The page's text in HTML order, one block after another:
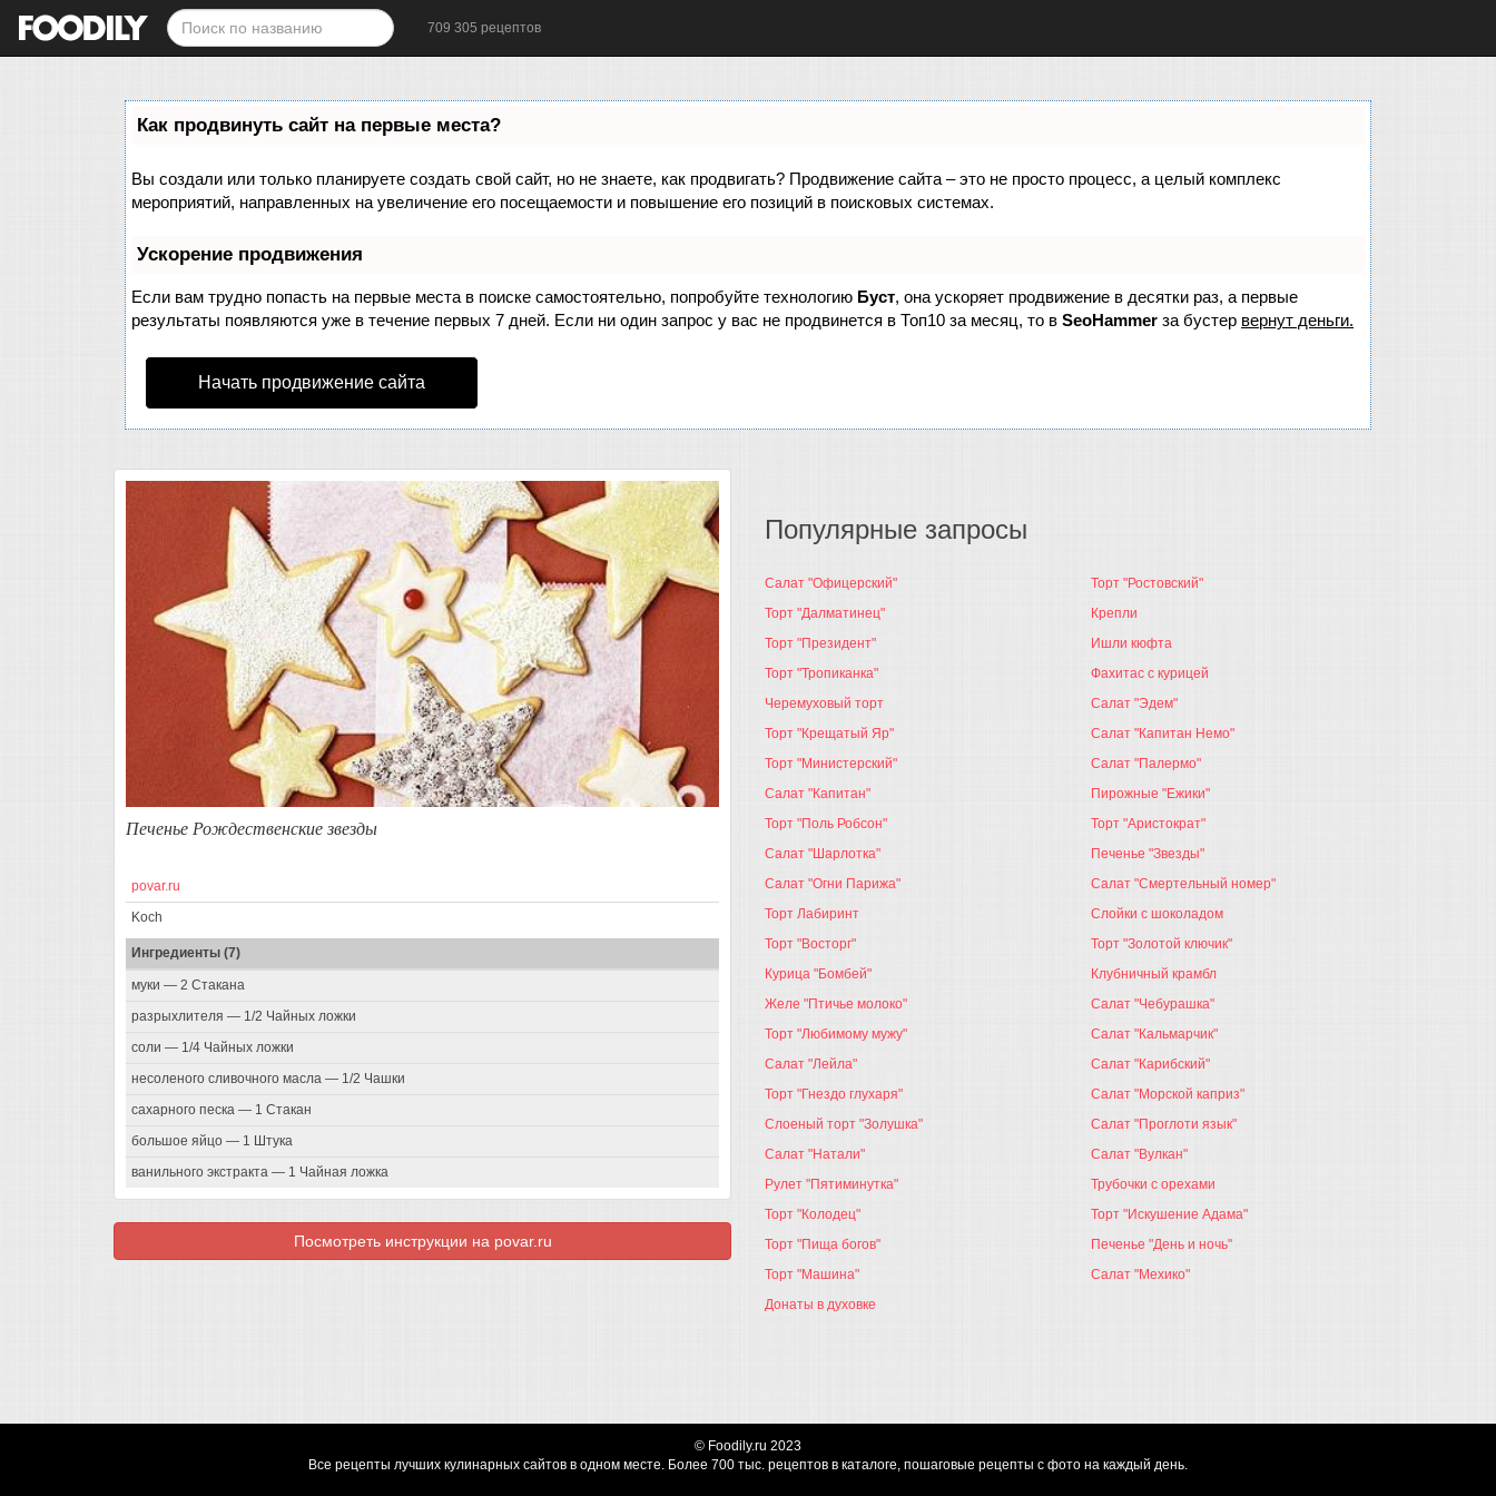
709 305 рецептов
Как продвинуть сайт на первые места?
Вы создали или только планируете создать свой сайт, но не знаете, как продвигать? Продвижение сайта – это не просто процесс, а целый комплекс
мероприятий, направленных на увеличение его посещаемости и повышение его позиций в поисковых системах.
Ускорение продвижения
Если вам трудно попасть на первые места в поиске самостоятельно, попробуйте технологию Буст, она ускоряет продвижение в десятки раз, а первые
результаты появляются уже в течение первых 7 дней. Если ни один запрос у вас не продвинется в Топ10 за месяц, то в SeoHammer за бустер вернут деньги.
Начать продвижение сайта
Печенье Рождественские звезды
povar.ru
Koch
Ингредиенты (7)
муки — 2 Стакана
разрыхлителя — 1/2 Чайных ложки
соли — 1/4 Чайных ложки
несоленого сливочного масла — 1/2 Чашки
сахарного песка — 1 Стакан
большое яйцо — 1 Штука
ванильного экстракта — 1 Чайная ложка
Посмотреть инструкции на povar.ru
Популярные запросы
Салат "Офицерский"
Торт "Далматинец"
Торт "Президент"
Торт "Тропиканка"
Черемуховый торт
Торт "Крещатый Яр"
Торт "Министерский"
Салат "Капитан"
Торт "Поль Робсон"
Салат "Шарлотка"
Салат "Огни Парижа"
Торт Лабиринт
Торт "Восторг"
Курица "Бомбей"
Желе "Птичье молоко"
Торт "Любимому мужу"
Салат "Лейла"
Торт "Гнездо глухаря"
Слоеный торт "Золушка"
Салат "Натали"
Рулет "Пятиминутка"
Торт "Колодец"
Торт "Пища богов"
Торт "Машина"
Донаты в духовке
Торт "Ростовский"
Крепли
Ишли кюфта
Фахитас с курицей
Салат "Эдем"
Салат "Капитан Немо"
Салат "Палермо"
Пирожные "Ежики"
Торт "Аристократ"
Печенье "Звезды"
Салат "Смертельный номер"
Слойки с шоколадом
Торт "Золотой ключик"
Клубничный крамбл
Салат "Чебурашка"
Салат "Кальмарчик"
Салат "Карибский"
Салат "Морской каприз"
Салат "Проглоти язык"
Салат "Вулкан"
Трубочки с орехами
Торт "Искушение Адама"
Печенье "День и ночь"
Салат "Мехико"
© Foodily.ru 2023
Все рецепты лучших кулинарных сайтов в одном месте. Более 700 тыс. рецептов в каталоге, пошаговые рецепты с фото на каждый день.